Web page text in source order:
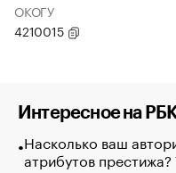
ОКОГУ
4210015
Интересное на
Насколько ваш
атрибутов